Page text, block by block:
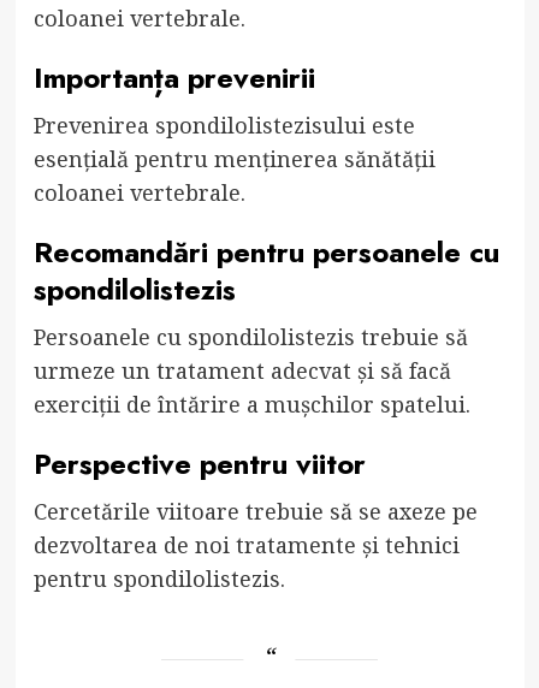
coloanei vertebrale.
Importanța prevenirii
Prevenirea spondilolistezisului este
esențială pentru menținerea sănătății
coloanei vertebrale.
Recomandări pentru persoanele cu
spondilolistezis
Persoanele cu spondilolistezis trebuie să
urmeze un tratament adecvat și să facă
exerciții de întărire a mușchilor spatelui.
Perspective pentru viitor
Cercetările viitoare trebuie să se axeze pe
dezvoltarea de noi tratamente și tehnici
pentru spondilolistezis.